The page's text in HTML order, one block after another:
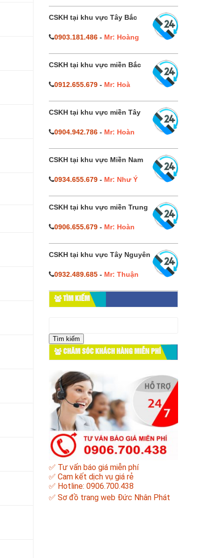
CSKH tại khu vực Tây Bắc
0903.181.486- Mr: Hoàng
CSKH tại khu vực miền Bắc
0912.655.679- Mr: Hoà
CSKH tại khu vực miền Tây
0904.942.786- Mr: Hoàn
CSKH tại khu vực Miền Nam
0934.655.679- Mr: Như Ý
CSKH tại khu vực miền Trung
0906.655.679- Mr: Hoàn
CSKH tại khu vực Tây Nguyên
0932.489.685- Mr: Thuận
TÌM KIẾM
cho:
CHĂM SÓC KHÁCH HÀNG MIỄN PHÍ
✅ Tư vấn báo giá miễn phí
✅ Cam kết dịch vụ giá rẻ
✅ Hotline: 0906.700.438
✅ Sơ đồ trang web Đức Nhân Phát